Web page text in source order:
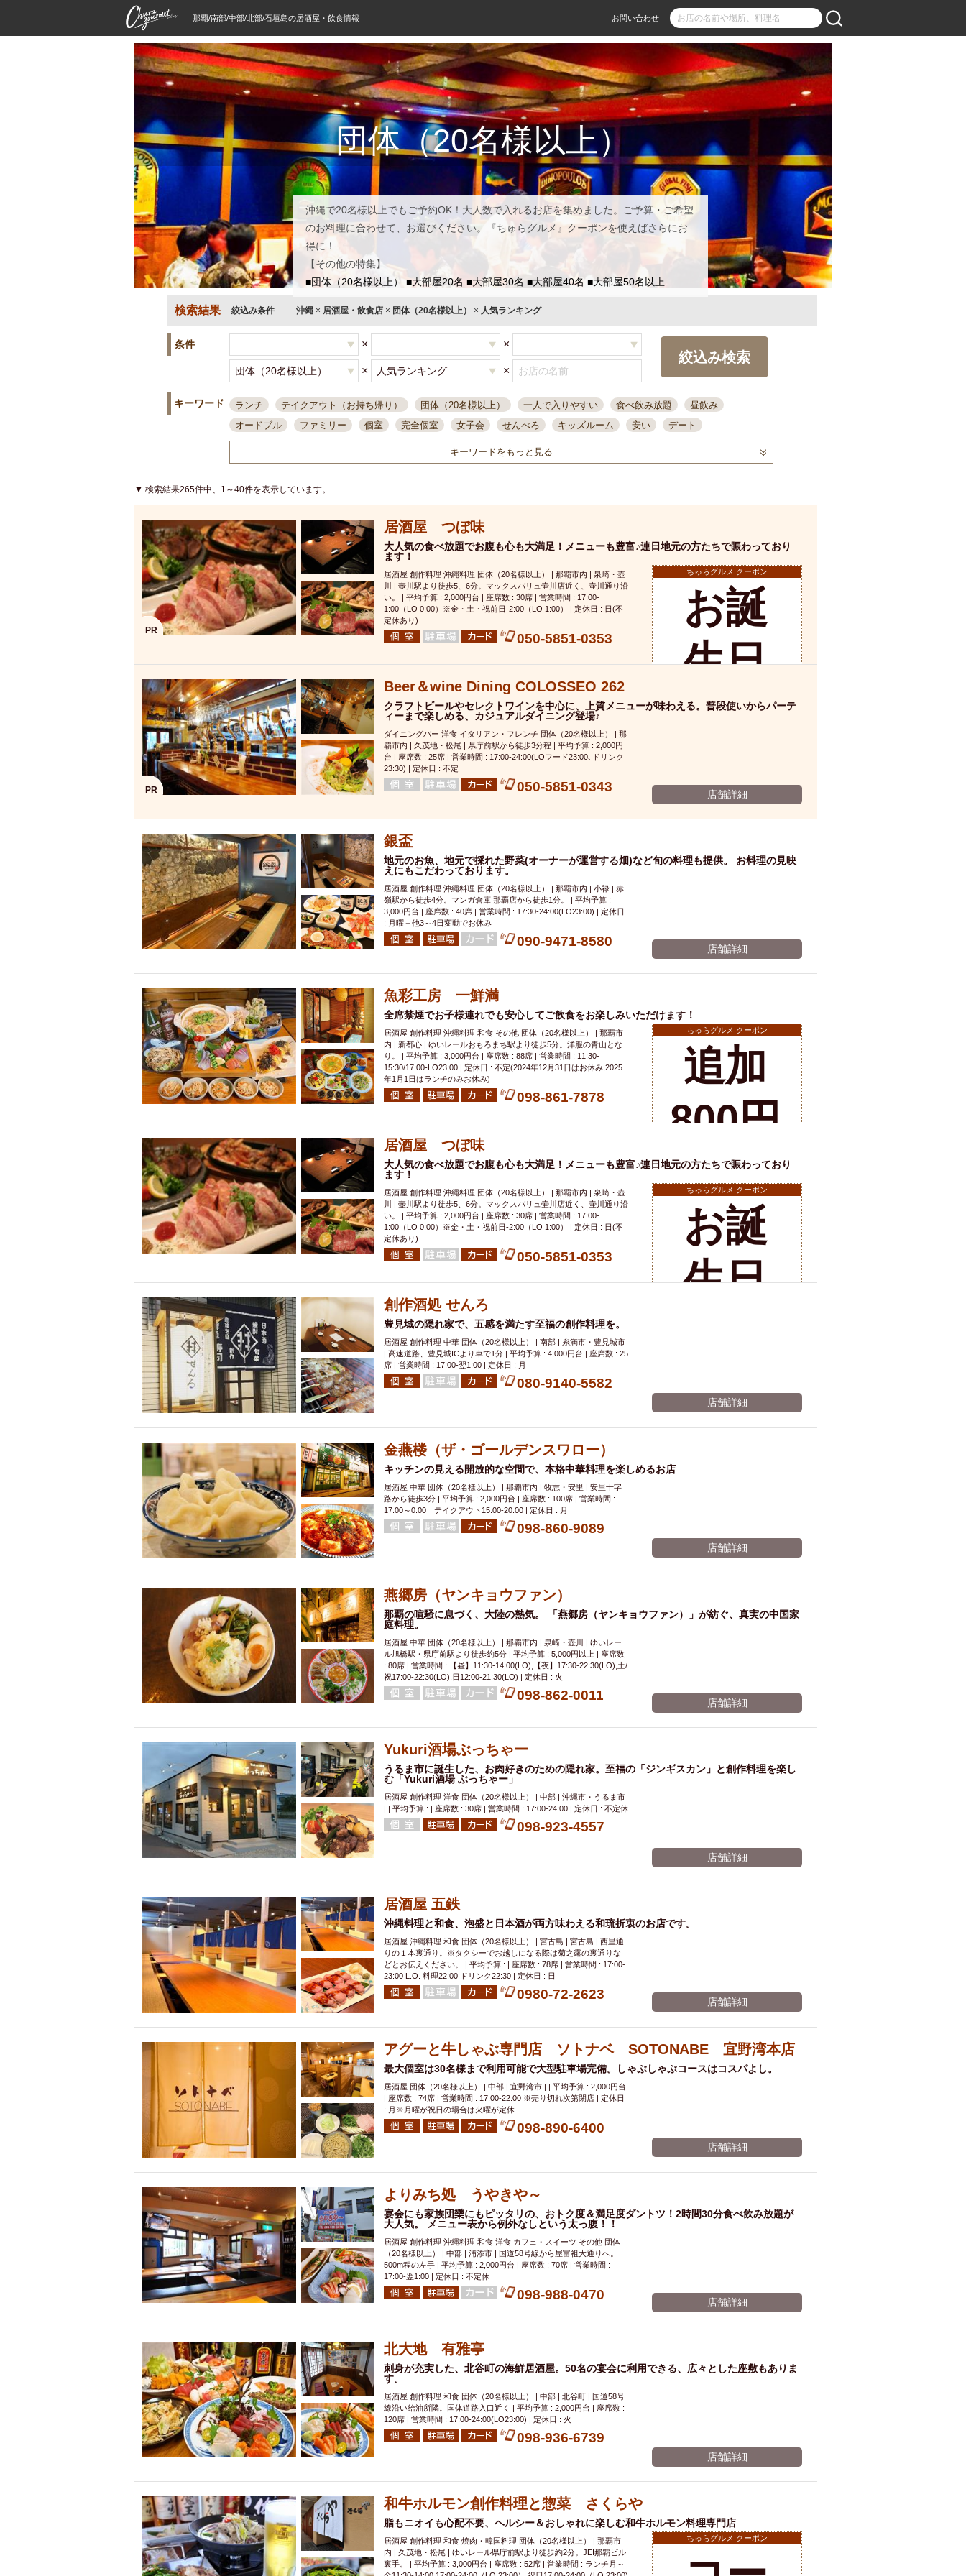
那覇/南部/中部/北部/石垣島の居酒屋・飲食情報 お問い合わせ
団体（20名様以上）
沖縄で20名様以上でもご予約OK！大人数で入れるお店を集めました。ご予算・ご希望
のお料理に合わせて、お選びください。『ちゅらグルメ』クーポンを使えばさらにお
得に！
【その他の特集】
■団体（20名様以上） ■大部屋20名 ■大部屋30名 ■大部屋40名 ■大部屋50名以上
検索結果 絞込み条件 沖縄 × 居酒屋・飲食店 × 団体（20名様以上） × 人気ランキング
条件 × ×
× ×
絞込み検索
キーワード ランチ テイクアウト（お持ち帰り） 団体（20名様以上） 一人で入りやすい 食べ飲み放題
昼飲み
オードブル
ファミリー 個室 完全個室 女子会 せんべろ キッズルーム 安い
デート
一人飲み 誕生日 大人数
接待・会食
ちょい飲み コスパ最高 肉料理 模合 インスタ映え 座敷席 記念日 泡盛
喫煙可
結婚式二次会
朝まで営業
夜10時以降入店可
県産魚 焼鳥 忘年会コース レモンサワー 観光客に人気 大部屋30名
カウンター
貸切可
落ち着いた空間 4000円台コース
カード可
厳選日本酒 鮮魚 大衆酒場 ノンアルコールビール ウィスキー テレビ 飲み会
掘りごたつ
3000円台コース
ピザ 焼酎
クーポン
アサヒスーパードライ
県庁前駅周辺 大部屋40名 旭橋駅周辺 沖縄料理 スイーツ
大部屋50名以上～
オリオン 海ぶどう パスタ 民謡・生演奏 気軽に一杯
店内全面禁煙
ハッピーアワー
アグー豚 プレミアムモルツ
肉の日 おもろまち駅周辺 オープンテラス マトン・ラム肉
キリン一番搾り
エビ カレー チャージ無し 牡蠣 夜景・景色◎ 夜12時以降入店可
サプライズ
アレルギー対応可能
牧志駅周辺 ペット同伴 ビアガーデン チーズ 天ぷら
ダイエット中におススメ
沖縄そば 串揚げ バレンタイン 立ち飲み 5000円以上コース 地中海料理
鍋
ソファー
激辛料理 石垣牛
ファーストフード
スペシャルディナー ホルモン(もつ) 炭火焼 ペイディ（給料日）
スクリーン
スペインバル・イタリアンバール
カニ
カフェ ジビエ 安里駅周辺 アジア・エスニック 熱燗 生け簀 イタリアン
古島駅周辺
炉端焼き
ふぐ料理
マイク
サッポロ 昼宴会 イベリコ豚
市立病院前駅周辺
中華 お好み焼き・もんじゃ オーガニック プレミアムフライデー
牛串焼き
綺麗orお洒落なトイレ
ランチバイキング フルーツハイボール 飲み比べセット 首里駅周辺
クラフトビール
鉄板焼き 幹事様特典 おばんざい チーズタッカルビ 奥武山公園駅周辺
壺川駅周辺
秋限定メニュー 春限定メニュー フレンチ
ラクレット
赤嶺駅周辺 シードル 那覇空港駅周辺 儀保駅周辺
キーワードをもっと見る
▼ 検索結果265件中、1～40件を表示しています。
PR
居酒屋 つぼ味
大人気の食べ放題でお腹も心も大満足！メニューも豊富♪連日地元の方たちで賑わっており
ます！
居酒屋 創作料理 沖縄料理 団体（20名様以上） | 那覇市内 | 泉崎・壺
川 | 壺川駅より徒歩5、6分。マックスバリュ壷川店近く、壷川通り沿
い。 | 平均予算 : 2,000円台 | 座席数 : 30席 | 営業時間 : 17:00-
1:00（LO 0:00）※金・土・祝前日-2:00（LO 1:00） | 定休日 : 日(不
定休あり)
050-5851-0353
ちゅらグルメ クーポン
お誕
生日
のお
に乾
杯ワ
イン
ボト
ルプ
レゼ
ント
PR
Beer＆wine Dining COLOSSEO 262
クラフトビールやセレクトワインを中心に、上質メニューが味わえる。普段使いからパーテ
ィーまで楽しめる、カジュアルダイニング登場♪
ダイニングバー 洋食 イタリアン・フレンチ 団体（20名様以上） | 那
覇市内 | 久茂地・松尾 | 県庁前駅から徒歩3分程 | 平均予算 : 2,000円
台 | 座席数 : 25席 | 営業時間 : 17:00-24:00(LOフード23:00､ドリンク
23:30) | 定休日 : 不定
050-5851-0343 店舗詳細
銀盃
地元のお魚、地元で採れた野菜(オーナーが運営する畑)など旬の料理も提供。 お料理の見映
えにもこだわっております。
居酒屋 創作料理 沖縄料理 団体（20名様以上） | 那覇市内 | 小禄 | 赤
嶺駅から徒歩4分。マンガ倉庫 那覇店から徒歩1分。 | 平均予算 :
3,000円台 | 座席数 : 40席 | 営業時間 : 17:30-24:00(LO23:00) | 定休日
: 月曜＋他3～4日変動でお休み
090-9471-8580 店舗詳細
魚彩工房 一鮮満
全席禁煙でお子様連れでも安心してご飲食をお楽しみいただけます！
居酒屋 創作料理 沖縄料理 和食 その他 団体（20名様以上） | 那覇市
内 | 新都心 | ゆいレールおもろまち駅より徒歩5分。洋服の青山とな
り。 | 平均予算 : 3,000円台 | 座席数 : 88席 | 営業時間 : 11:30-
15:30/17:00-LO23:00 | 定休日 : 不定(2024年12月31日はお休み,2025
年1月1日はランチのみお休み)
098-861-7878
ちゅらグルメ クーポン
追加
800円
で飲
み放
題が
人→
オリ
ザ ド
ラフ
変更
居酒屋 つぼ味
大人気の食べ放題でお腹も心も大満足！メニューも豊富♪連日地元の方たちで賑わっており
ます！
居酒屋 創作料理 沖縄料理 団体（20名様以上） | 那覇市内 | 泉崎・壺
川 | 壺川駅より徒歩5、6分。マックスバリュ壷川店近く、壷川通り沿
い。 | 平均予算 : 2,000円台 | 座席数 : 30席 | 営業時間 : 17:00-
1:00（LO 0:00）※金・土・祝前日-2:00（LO 1:00） | 定休日 : 日(不
定休あり)
050-5851-0353
ちゅらグルメ クーポン
お誕
生日
客様
に乾
イン
ボト
レゼ
ント
創作酒処 せんろ
豊見城の隠れ家で、五感を満たす至福の創作料理を。
居酒屋 創作料理 中華 団体（20名様以上） | 南部 | 糸満市・豊見城市
| 高速道路、豊見城ICより車で1分 | 平均予算 : 4,000円台 | 座席数 : 25
席 | 営業時間 : 17:00-翌1:00 | 定休日 : 月
080-9140-5582
店舗詳細
金燕楼（ザ・ゴールデンスワロー）
キッチンの見える開放的な空間で、本格中華料理を楽しめるお店
居酒屋 中華 団体（20名様以上） | 那覇市内 | 牧志・安里 | 安里十字
路から徒歩3分 | 平均予算 : 2,000円台 | 座席数 : 100席 | 営業時間 :
17:00～0:00 テイクアウト15:00-20:00 | 定休日 : 月
098-860-9089
店舗詳細
燕郷房（ヤンキョウファン）
那覇の喧騒に息づく、大陸の熱気。 「燕郷房（ヤンキョウファン）」が紡ぐ、真実の中国家
庭料理。
居酒屋 中華 団体（20名様以上） | 那覇市内 | 泉崎・壺川 | ゆいレー
ル旭橋駅・県庁前駅より徒歩約5分 | 平均予算 : 5,000円以上 | 座席数
: 80席 | 営業時間 : 【昼】11:30-14:00(LO),【夜】17:30-22:30(LO),土/
祝17:00-22:30(LO),日12:00-21:30(LO) | 定休日 : 火
098-862-0011 店舗詳細
Yukuri酒場ぶっちゃー
うるま市に誕生した、お肉好きのための隠れ家。至福の「ジンギスカン」と創作料理を楽し
む「Yukuri酒場 ぶっちゃー」
居酒屋 創作料理 洋食 団体（20名様以上） | 中部 | 沖縄市・うるま市
| | 平均予算 : | 座席数 : 30席 | 営業時間 : 17:00-24:00 | 定休日 : 不定休
098-923-4557
店舗詳細
居酒屋 五鉄
沖縄料理と和食、泡盛と日本酒が両方味わえる和琉折衷のお店です。
居酒屋 沖縄料理 和食 団体（20名様以上） | 宮古島 | 宮古島 | 西里通
りの１本裏通り。※タクシーでお越しになる際は菊之露の裏通りな
どとお伝えください。 | 平均予算 : | 座席数 : 78席 | 営業時間 : 17:00-
23:00 L.O. 料理22:00 ドリンク22:30 | 定休日 : 日
0980-72-2623 店舗詳細
アグーと牛しゃぶ専門店 ソトナベ SOTONABE 宜野湾本店
最大個室は30名様まで利用可能で大型駐車場完備。しゃぶしゃぶコースはコスパよし。
居酒屋 団体（20名様以上） | 中部 | 宜野湾市 | | 平均予算 : 2,000円台
| 座席数 : 74席 | 営業時間 : 17:00-22:00 ※売り切れ次第閉店 | 定休日
: 月※月曜が祝日の場合は火曜が定休
098-890-6400
店舗詳細
よりみち処 うやきや～
宴会にも家族団欒にもピッタリの、おトク度＆満足度ダントツ！2時間30分食べ飲み放題が
大人気。 メニュー表から例外なしという太っ腹！！
居酒屋 創作料理 沖縄料理 和食 洋食 カフェ・スイーツ その他 団体
（20名様以上） | 中部 | 浦添市 | 国道58号線から屋富祖大通りへ。
500m程の左手 | 平均予算 : 2,000円台 | 座席数 : 70席 | 営業時間 :
17:00-翌1:00 | 定休日 : 不定休
098-988-0470 店舗詳細
北大地 有雅亭
刺身が充実した、北谷町の海鮮居酒屋。50名の宴会に利用できる、広々とした座敷もありま
す。
居酒屋 創作料理 和食 団体（20名様以上） | 中部 | 北谷町 | 国道58号
線沿い給油所隣。国体道路入口近く | 平均予算 : 2,000円台 | 座席数 :
120席 | 営業時間 : 17:00-24:00(LO23:00) | 定休日 : 火
098-936-6739
店舗詳細
和牛ホルモン創作料理と惣菜 さくらや
脂もニオイも心配不要、ヘルシー＆おしゃれに楽しむ和牛ホルモン料理専門店
居酒屋 創作料理 和食 焼肉・韓国料理 団体（20名様以上） | 那覇市
内 | 久茂地・松尾 | ゆいレール県庁前駅より徒歩約2分。JEI那覇ビル
裏手。 | 平均予算 : 3,000円台 | 座席数 : 52席 | 営業時間 : ランチ月～
ちゅらグルメ クーポン